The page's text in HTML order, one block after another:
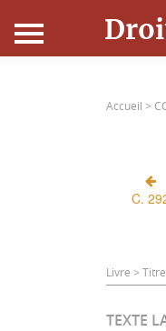
Connexion
Accueil >
C.
Livre >
TEXTE